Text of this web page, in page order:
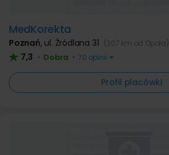
MedKorekta
Poznań, ul. Źródlana 31 (207 km od Opola)
7,3 • Dobra • 70 opinii
Profil placówki